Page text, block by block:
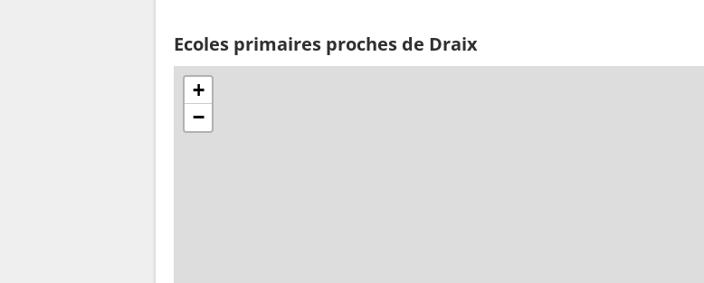
Ecoles primaires proches de Draix
+
−